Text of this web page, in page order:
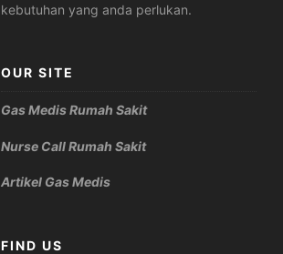
kebutuhan yang anda perlukan.
OUR SITE
Gas Medis Rumah Sakit
Nurse Call Rumah Sakit
Artikel Gas Medis
FIND US